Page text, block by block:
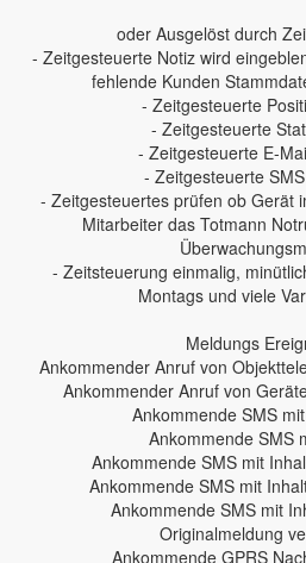
oder Ausgelöst durch
- Zeitgesteuerte Notiz wird
fehlende Kunden
- Zeitgesteuerte
- Zeitgesteuerte
- Zeitgesteuerte E-
- Zeitgesteuerte
- Zeitgesteuertes prüfen ob Gerät
Mitarbeiter das Totmann
- Zeitsteuerung einmalig,
Montags und viele
Meldungs
Ankommender Anruf von
Ankommender Anruf von
Ankommende SMS
Ankommende SMS
Ankommende SMS mit
Ankommende SMS mit
Ankommende SMS mit
Originalmeldung
Ankommende GPRS